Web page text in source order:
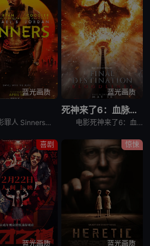
蓝光画质
电影罪人 Sinners讲述的是：双胞胎兄弟（迈克尔·B·乔丹 Michael B. Jordan 饰）试图摆脱不愉快的过往，回到家乡想重新开始，但却发现更为恐怖的邪恶势力正等待着他们的回归……
蓝光画质
死神来了6：血脉诅咒
电影死神来了6：血脉诅咒讲述了，大学生史蒂芬妮（凯特琳·桑塔·胡安娜 Kaitlyn Santa Juana 饰）饱受反复出现的暴力恶梦所困扰，于是决定回到家乡，寻找唯一可能打破这个循环的人，并拯
喜剧
蓝光画质
惊悚
蓝光画质